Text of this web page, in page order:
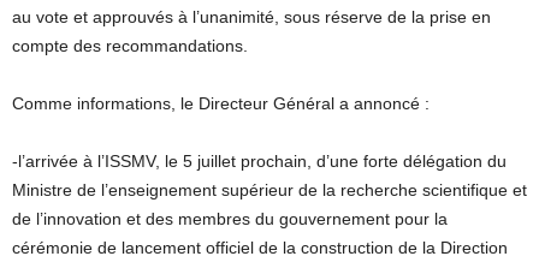
au vote et approuvés à l’unanimité, sous réserve de la prise en
compte des recommandations.
Comme informations, le Directeur Général a annoncé :
-l’arrivée à l’ISSMV, le 5 juillet prochain, d’une forte délégation du
Ministre de l’enseignement supérieur de la recherche scientifique et
de l’innovation et des membres du gouvernement pour la
cérémonie de lancement officiel de la construction de la Direction